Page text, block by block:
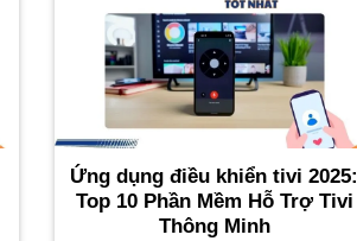
Ứng dụng điều khiển tivi 2025:
Top 10 Phần Mềm Hỗ Trợ Tivi
Thông Minh